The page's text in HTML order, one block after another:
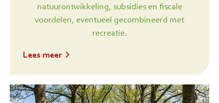
natuurontwikkeling, subsidies en fiscale
voordelen, eventueel gecombineerd met
recreatie.
Lees meer